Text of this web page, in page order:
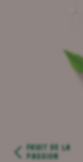
FRUIT DE LA
PASSION